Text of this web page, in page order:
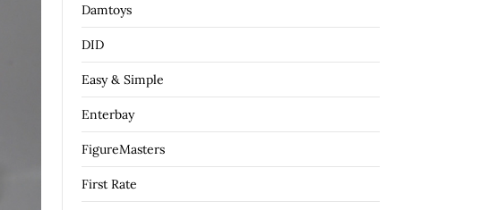
Damtoys
DID
Easy & Simple
Enterbay
FigureMasters
First Rate